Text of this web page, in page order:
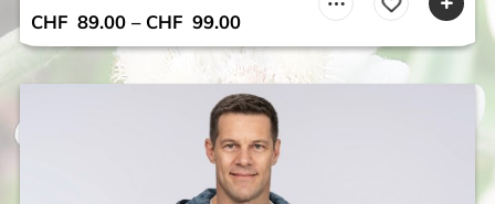
CHF 89.00 – CHF 99.00